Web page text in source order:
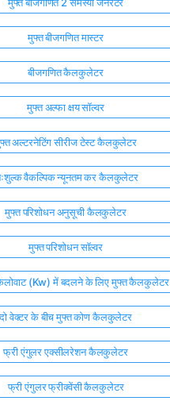
मुफ्त बीजगणित मास्टर
बीजगणित कैलकुलेटर
मुफ्त अल्फा क्षय सॉल्वर
अल्टरनेटिंग सीरीज टेस्ट कैलकुलेटर
वैकल्पिक न्यूनतम कर कैलकुलेटर
मुफ्त परिशोधन अनुसूची कैलकुलेटर
मुफ्त परिशोधन सॉल्वर
(Kw) में बदलने के लिए मुफ्त कैलकुलेटर
दो वेक्टर के बीच मुफ्त कोण कैलकुलेटर
फ्री एंगुलर एक्सीलरेशन कैलकुलेटर
फ्री एंगुलर फ्रीक्वेंसी कैलकुलेटर